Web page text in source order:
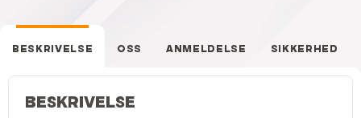
BESKRIVELSE OSS ANMELDELSE SIKKERHED
BESKRIVELSE